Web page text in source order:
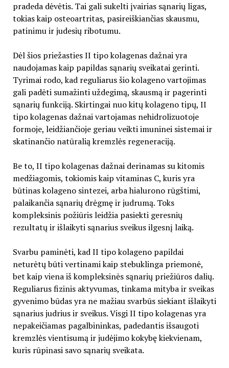
pradeda dėvėtis. Tai gali sukelti įvairias sąnarių ligas,
tokias kaip osteoartritas, pasireiškiančias skausmu,
patinimu ir judesių ribotumu.
Dėl šios priežasties II tipo kolagenas dažnai yra
naudojamas kaip papildas sąnarių sveikatai gerinti.
Tyrimai rodo, kad reguliarus šio kolageno vartojimas
gali padėti sumažinti uždegimą, skausmą ir pagerinti
sąnarių funkciją. Skirtingai nuo kitų kolageno tipų, II
tipo kolagenas dažnai vartojamas nehidrolizuotoje
formoje, leidžiančioje geriau veikti imuninei sistemai ir
skatinančio natūralią kremzlės regeneraciją.
Be to, II tipo kolagenas dažnai derinamas su kitomis
medžiagomis, tokiomis kaip vitaminas C, kuris yra
būtinas kolageno sintezei, arba hialurono rūgštimi,
palaikančia sąnarių drėgmę ir judrumą. Toks
kompleksinis požiūris leidžia pasiekti geresnių
rezultatų ir išlaikyti sąnarius sveikus ilgesnį laiką.
Svarbu paminėti, kad II tipo kolageno papildai
neturėtų būti vertinami kaip stebuklinga priemonė,
bet kaip viena iš kompleksinės sąnarių priežiūros dalių.
Reguliarus fizinis aktyvumas, tinkama mityba ir sveikas
gyvenimo būdas yra ne mažiau svarbūs siekiant išlaikyti
sąnarius judrius ir sveikus. Visgi II tipo kolagenas yra
nepakeičiamas pagalbininkas, padedantis išsaugoti
kremzlės vientisumą ir judėjimo kokybę kiekvienam,
kuris rūpinasi savo sąnarių sveikata.